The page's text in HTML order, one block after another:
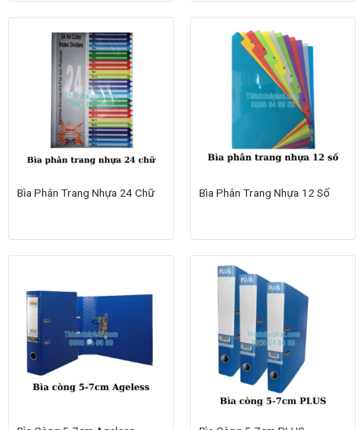
Bìa Phân Trang Nhựa 24 Chữ Bìa Phân Trang Nhựa 12 Số